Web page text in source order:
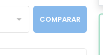
COMPARAR